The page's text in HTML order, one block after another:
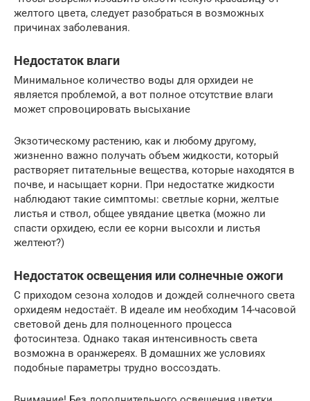
желтого цвета, следует разобраться в возможных
причинах заболевания.
Недостаток влаги
Минимальное количество воды для орхидеи не
является проблемой, а вот полное отсутствие влаги
может спровоцировать высыхание
Экзотическому растению, как и любому другому,
жизненно важно получать объем жидкости, который
растворяет питательные вещества, которые находятся в
почве, и насыщает корни. При недостатке жидкости
наблюдают такие симптомы: светлые корни, желтые
листья и ствол, общее увядание цветка (можно ли
спасти орхидею, если ее корни высохли и листья
желтеют?)
Недостаток освещения или солнечные ожоги
С приходом сезона холодов и дождей солнечного света
орхидеям недостаёт. В идеале им необходим 14-часовой
световой день для полноценного процесса
фотосинтеза. Однако такая интенсивность света
возможна в оранжереях. В домашних же условиях
подобные параметры трудно воссоздать.